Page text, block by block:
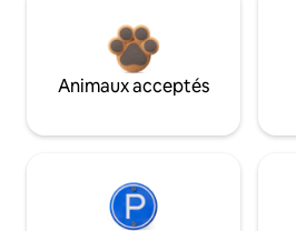
Animaux acceptés